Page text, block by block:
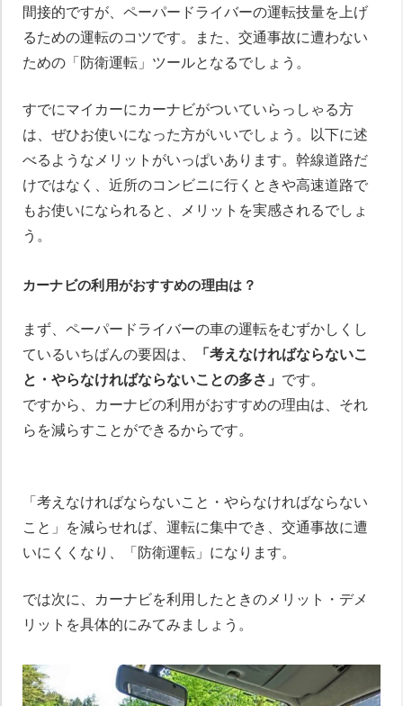
間接的ですが、ペーパードライバーの運転技量を上げ
るための運転のコツです。また、交通事故に遭わない
ための「防衛運転」ツールとなるでしょう。
すでにマイカーにカーナビがついていらっしゃる方
は、ぜひお使いになった方がいいでしょう。以下に述
べるようなメリットがいっぱいあります。幹線道路だ
けではなく、近所のコンビニに行くときや高速道路で
もお使いになられると、メリットを実感されるでしょ
う。
カーナビの利用がおすすめの理由は？
まず、ペーパードライバーの車の運転をむずかしくし
ているいちばんの要因は、
「考えなければならないこ
と・やらなければならないことの多さ」 です。
ですから、カーナビの利用がおすすめの理由は、それ
らを減らすことができるからです。
「考えなければならないこと・やらなければならない
こと」を減らせれば、運転に集中でき、交通事故に遭
いにくくなり、「防衛運転」になります。
では次に、カーナビを利用したときのメリット・デメ
リットを具体的にみてみましょう。